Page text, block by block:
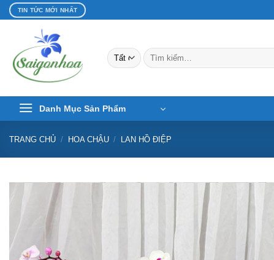
Bỏ
qua
dung
TIN TỨC MỚI NHẤT
Tìm
kiếm:
Danh Mục Sản Phẩm
TRANG CHỦ / HOA CHẬU / LAN HỒ ĐIỆP